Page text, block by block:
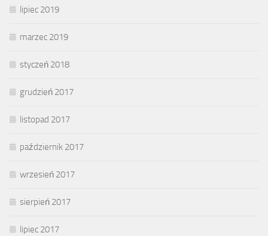
lipiec 2019
marzec 2019
styczeń 2018
grudzień 2017
listopad 2017
październik 2017
wrzesień 2017
sierpień 2017
lipiec 2017